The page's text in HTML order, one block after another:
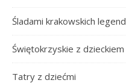
Śladami krakowskich legend
Świętokrzyskie z dzieckiem
Tatry z dziećmi